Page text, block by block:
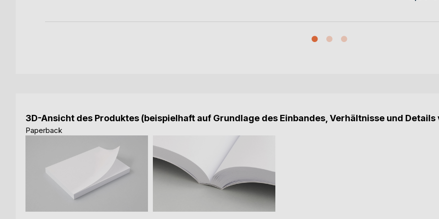
3D-Ansicht des Produktes (beispielhaft auf Grundlage des Einbandes, Verhältnisse und
Paperback